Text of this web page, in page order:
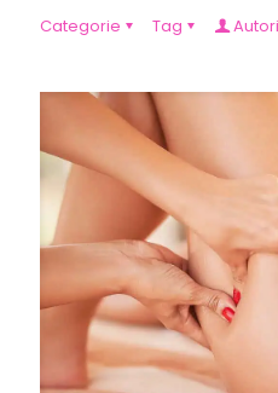
Categorie Tag Autori